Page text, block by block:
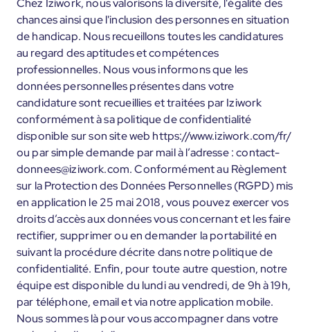
Chez Iziwork, nous valorisons la diversité, l'égalité des
chances ainsi que l'inclusion des personnes en situation
de handicap. Nous recueillons toutes les candidatures
au regard des aptitudes et compétences
professionnelles. Nous vous informons que les
données personnelles présentes dans votre
candidature sont recueillies et traitées par Iziwork
conformément à sa politique de confidentialité
disponible sur son site web https://www.iziwork.com/fr/
ou par simple demande par mail à l’adresse : contact-
donnees@iziwork.com. Conformément au Règlement
sur la Protection des Données Personnelles (RGPD) mis
en application le 25 mai 2018, vous pouvez exercer vos
droits d’accès aux données vous concernant et les faire
rectifier, supprimer ou en demander la portabilité en
suivant la procédure décrite dans notre politique de
confidentialité. Enfin, pour toute autre question, notre
équipe est disponible du lundi au vendredi, de 9h à 19h,
par téléphone, email et via notre application mobile.
Nous sommes là pour vous accompagner dans votre